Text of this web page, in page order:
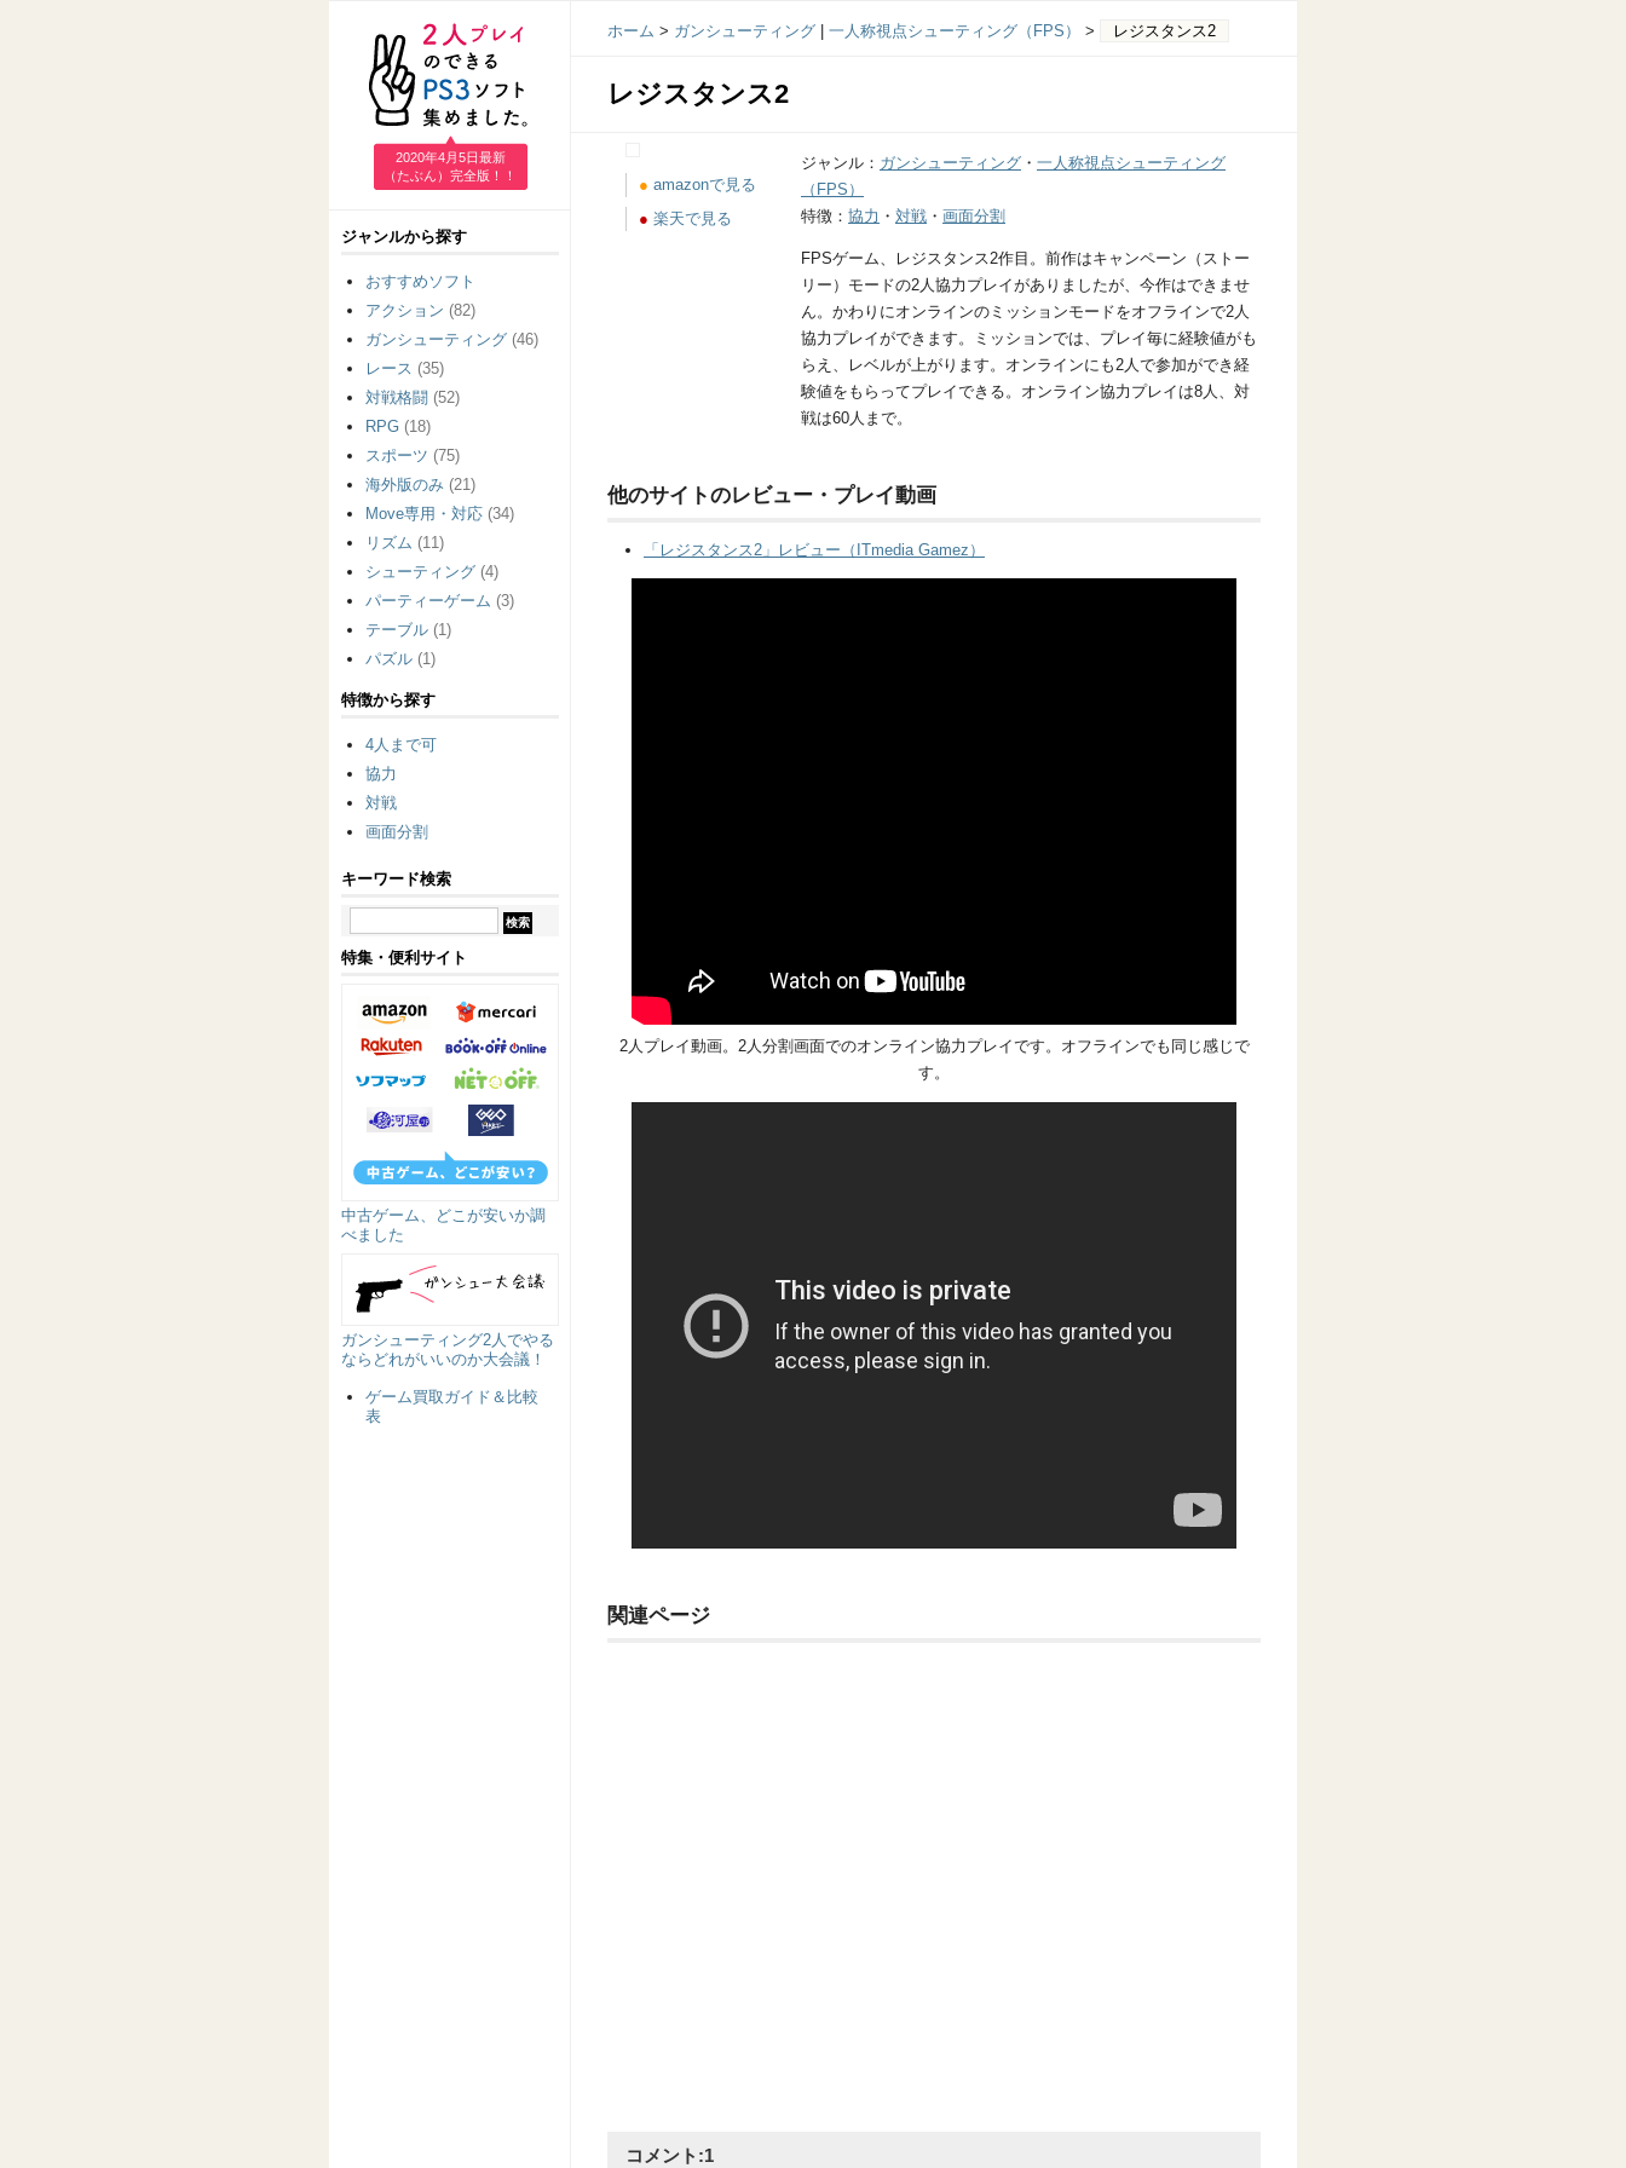
ホーム > ガンシューティング 一人称視点シューティング（FPS） > レジスタンス2
レジスタンス2
● amazonで見る
● 楽天で見る
ジャンル： ガンシューティング ・ 一人称視点シューティング
（FPS）
特徴： 協力 ・ 対戦 ・ 画面分割
FPSゲーム、レジスタンス2作目。前作はキャンペーン（ストー
リー）モードの2人協力プレイがありましたが、今作はできませ
ん。かわりにオンラインのミッションモードをオフラインで2人
協力プレイができます。ミッションでは、プレイ毎に経験値がも
らえ、レベルが上がります。オンラインにも2人で参加ができ経
験値をもらってプレイできる。オンライン協力プレイは8人、対
戦は60人まで。
他のサイトのレビュー・プレイ動画
「レジスタンス2」レビュー（ITmedia Gamez）
2人プレイ動画。2人分割画面でのオンライン協力プレイです。オフラインでも同じ感じで
す。
関連ページ
コメント:1
2020年4月5日最新
（たぶん）完全版！！
ジャンルから探す
おすすめソフト
アクション (82)
ガンシューティング (46)
レース (35)
対戦格闘 (52)
RPG (18)
スポーツ (75)
海外版のみ (21)
Move専用・対応 (34)
リズム (11)
シューティング (4)
パーティーゲーム (3)
テーブル (1)
パズル (1)
特徴から探す
4人まで可
協力
対戦
画面分割
キーワード検索
特集・便利サイト
中古ゲーム、どこが安いか調
べました
ガンシューティング2人でやる
ならどれがいいのか大会議！
ゲーム買取ガイド＆比較
表